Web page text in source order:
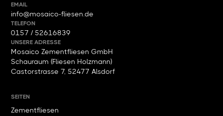
EMAIL
info@mosaico-fliesen.de
TELEFON
0157 / 52616839
UNSERE ADRESSE
Mosaico Zementfliesen GmbH
Schauraum (Fliesen Holzmann)
Castorstrasse 7, 52477 Alsdorf
SEITEN
Zementfliesen